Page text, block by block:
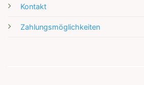
Kontakt
Zahlungsmöglichkeiten